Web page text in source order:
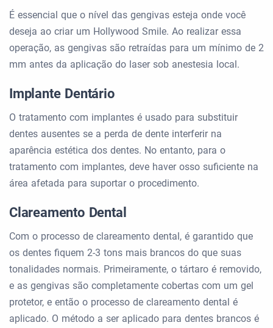
É essencial que o nível das gengivas esteja onde você
deseja ao criar um Hollywood Smile. Ao realizar essa
operação, as gengivas são retraídas para um mínimo de 2
mm antes da aplicação do laser sob anestesia local.
Implante Dentário
O tratamento com implantes é usado para substituir
dentes ausentes se a perda de dente interferir na
aparência estética dos dentes. No entanto, para o
tratamento com implantes, deve haver osso suficiente na
área afetada para suportar o procedimento.
Clareamento Dental
Com o processo de clareamento dental, é garantido que
os dentes fiquem 2-3 tons mais brancos do que suas
tonalidades normais. Primeiramente, o tártaro é removido,
e as gengivas são completamente cobertas com um gel
protetor, e então o processo de clareamento dental é
aplicado. O método a ser aplicado para dentes brancos é